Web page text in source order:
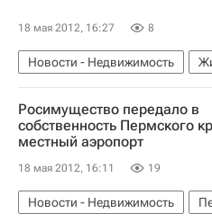
18 мая 2012, 16:27 8
Новости - Недвижимость
ЖКХ
Россия
Росимущество передало в
собственность Пермского
местный аэропорт
18 мая 2012, 16:11 19
Новости - Недвижимость